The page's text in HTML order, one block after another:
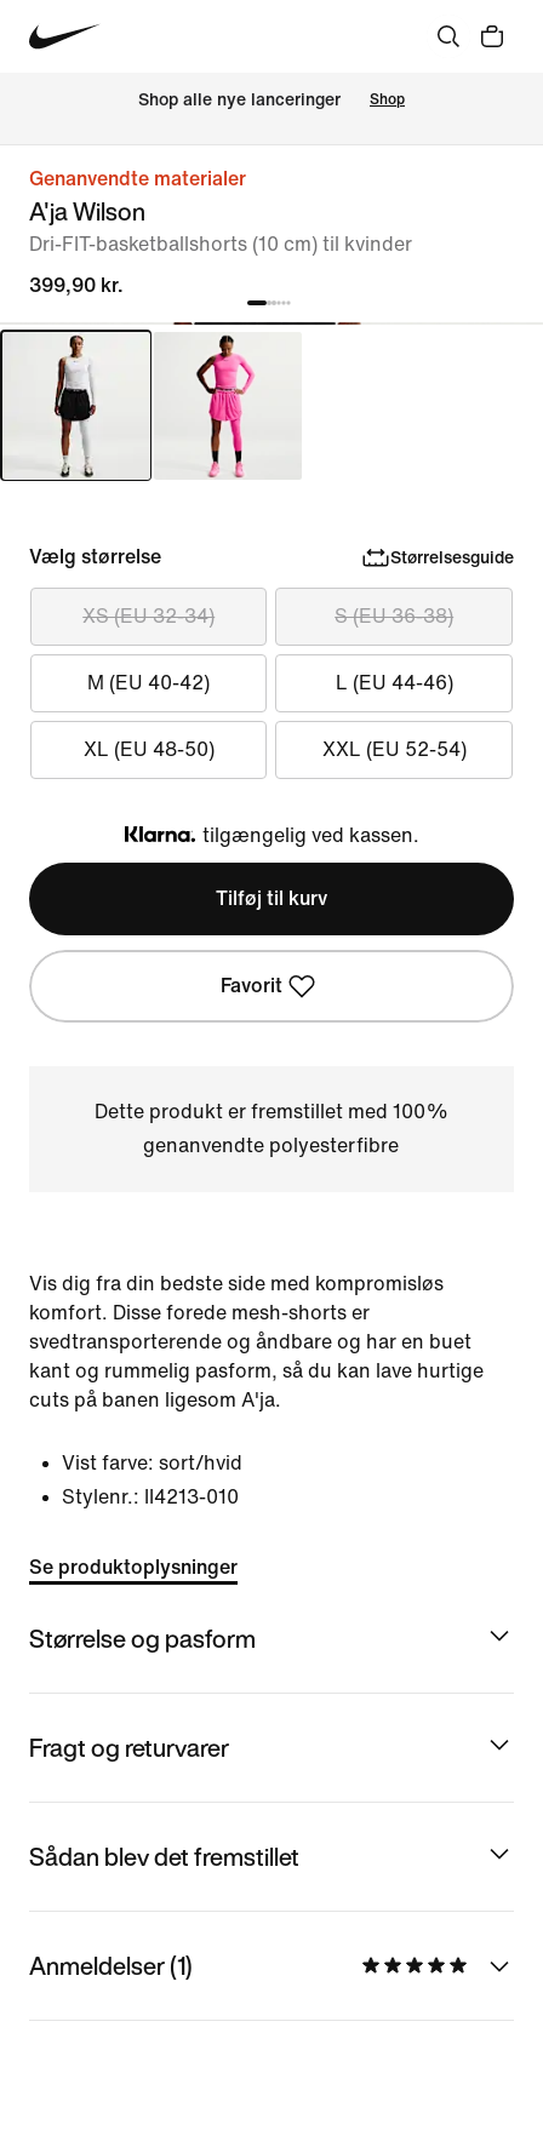
Shop alle nye lanceringer Shop
Genanvendte materialer
A'ja Wilson
Dri-FIT-basketballshorts (10 cm) til kvinder
399,90 kr.
Vælg størrelse Størrelsesguide
XS (EU 32-34) S (EU 36-38)
M (EU 40-42) L (EU 44-46)
XL (EU 48-50) XXL (EU 52-54)
Klarna
tilgængelig ved kassen.
Tilføj til kurv
Favorit
Dette produkt er fremstillet med 100%
genanvendte polyesterfibre
Vis dig fra din bedste side med kompromisløs
komfort. Disse forede mesh-shorts er
svedtransporterende og åndbare og har en buet
kant og rummelig pasform, så du kan lave hurtige
cuts på banen ligesom A'ja.
Vist farve: sort/hvid
Stylenr.:
II4213-010
Se produktoplysninger
Størrelse og pasform
Fragt og returvarer
Sådan blev det fremstillet
Anmeldelser (1)